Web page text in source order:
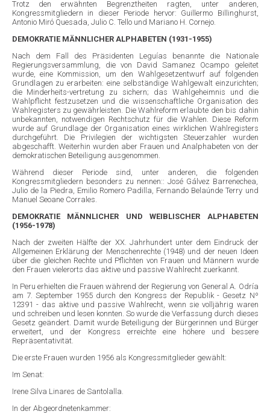
Trotz den erwähnten Begrenztheiten ragten, unter anderen,
Kongressmitgliedern in dieser Periode hervor: Guillermo Billinghurst,
Antonio Miró Quesada, Julio C. Tello und Mariano H. Cornejo.
DEMOKRATIE MÄNNLICHER ALPHABETEN (1931-1955)
Nach dem Fall des Präsidenten Leguías benannte die Nationale
Regierungsversammlung, die von David Samanez Ocampo geleitet
wurde, eine Kommission, um den Wahlgesetzentwurf auf folgenden
Grundlagen zu erarbeiten: eine selbständige Wahlgewalt einzurichten;
die Minderheits-vertretung zu sichern; das Wahlgeheimnis und die
Wahlpflicht festzusetzen und die wissenschaftliche Organisation des
Wahlregisters zu gewährleisten. Die Wahlreform erlaubte den bis dahin
unbekannten, notwendigen Rechtschutz für die Wahlen. Diese Reform
wurde auf Grundlage der Organisation eines wirklichen Wahlregisters
durchgeführt. Die Privilegien der wichtigsten Steuerzahler wurden
abgeschafft. Weiterhin wurden aber Frauen und Analphabeten von der
demokratischen Beteiligung ausgenommen.
Während dieser Periode sind, unter anderen, die folgenden
Kongressmitgliedern besonders zu nennen:: José Gálvez Barrenechea,
Julio de la Piedra, Emilio Romero Padilla, Fernando Belaúnde Terry und
Manuel Seoane Corrales.
DEMOKRATIE MÄNNLICHER UND WEIBLISCHER ALPHABETEN
(1956-1978)
Nach der zweiten Hälfte der XX. Jahrhundert unter dem Eindruck der
Allgemeinen Erklärung der Menschenrechte (1948) und der neuen Ideen
über die gleichen Rechte und Pflichten von Frauen und Männern wurde
den Frauen vielerorts das aktive und passive Wahlrecht zuerkannt.
In Peru erhielten die Frauen während der Regierung von General A. Odría
am 7. September 1955 durch den Kongress der Republik - Gesetz Nº
12391 - das aktive und passive Wahlrecht, wenn sie volljährig waren
und schreiben und lesen konnten. So wurde die Verfassung durch dieses
Gesetz geändert. Damit wurde Beteiligung der Bürgerinnen und Bürger
erweitert, und der Kongress erreichte eine höhere und bessere
Repräsentativität.
Die erste Frauen wurden 1956 als Kongressmitglieder gewählt:
Im Senat:
Irene Silva Linares de Santolalla.
In der Abgeordnetenkammer: